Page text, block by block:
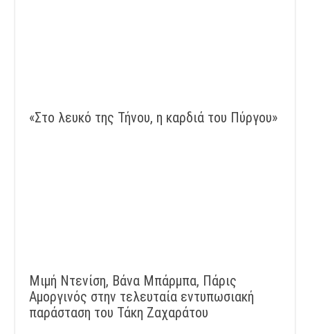
«Στο λευκό της Τήνου, η καρδιά του Πύργου»
Μιμή Ντενίση, Βάνα Μπάρμπα, Πάρις
Αμοργινός στην τελευταία εντυπωσιακή
παράσταση του Τάκη Ζαχαράτου